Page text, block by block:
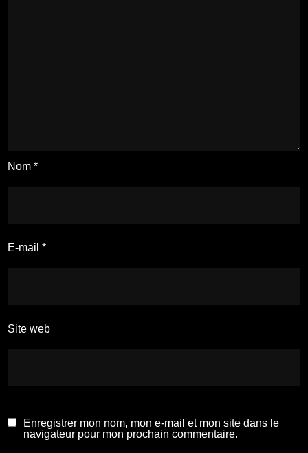
Nom*
E-mail*
Site web
Enregistrer mon nom, mon e-mail et mon site dans le
navigateur pour mon prochain commentaire.